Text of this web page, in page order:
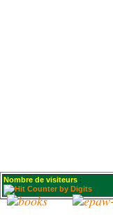
Nombre de visiteurs :